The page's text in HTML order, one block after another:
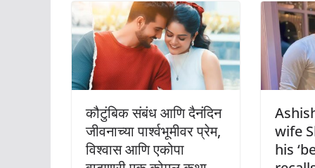
कौटुंबिक संबंध आणि दैनंदिन
जीवनाच्या पार्श्वभूमीवर प्रेम,
विश्वास आणि एकोपा
wife
his